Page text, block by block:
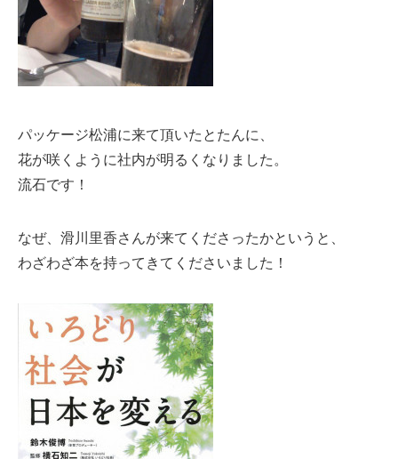
パッケージ松浦に来て頂いたとたんに、
花が咲くように社内が明るくなりました。
流石です！
なぜ、滑川里香さんが来てくださったかというと、
わざわざ本を持ってきてくださいました！